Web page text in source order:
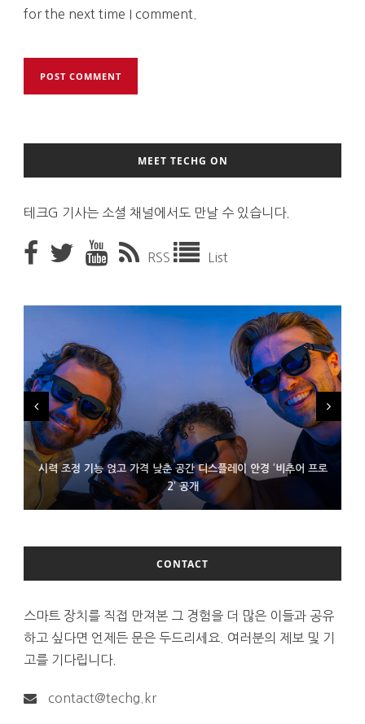
for the next time I comment.
MEET TECHG ON
테크G 기사는 소셜 채널에서도 만날 수 있습니다.
RSS List
시력 조정 기능 얹고 가격 낮춘 공간 디스플레이 안경 ‘비추어 프로
2’ 공개
D램 부족에 10억달러어치 아이폰18 프로세서 패키징 대기 중
300~400달러 반지형 스피커 준비하는 오픈AI
CONTACT
스마트 장치를 직접 만져본 그 경험을 더 많은 이들과 공유
하고 싶다면 언제든 문은 두드리세요. 여러분의 제보 및 기
고를 기다립니다.
contact@techg.kr